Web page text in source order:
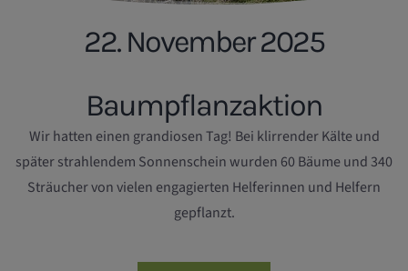
22. November 2025
Baumpflanzaktion
Wir hatten einen grandiosen Tag! Bei klirrender Kälte und
später strahlendem Sonnenschein wurden 60 Bäume und 340
Sträucher von vielen engagierten Helferinnen und Helfern
gepflanzt.